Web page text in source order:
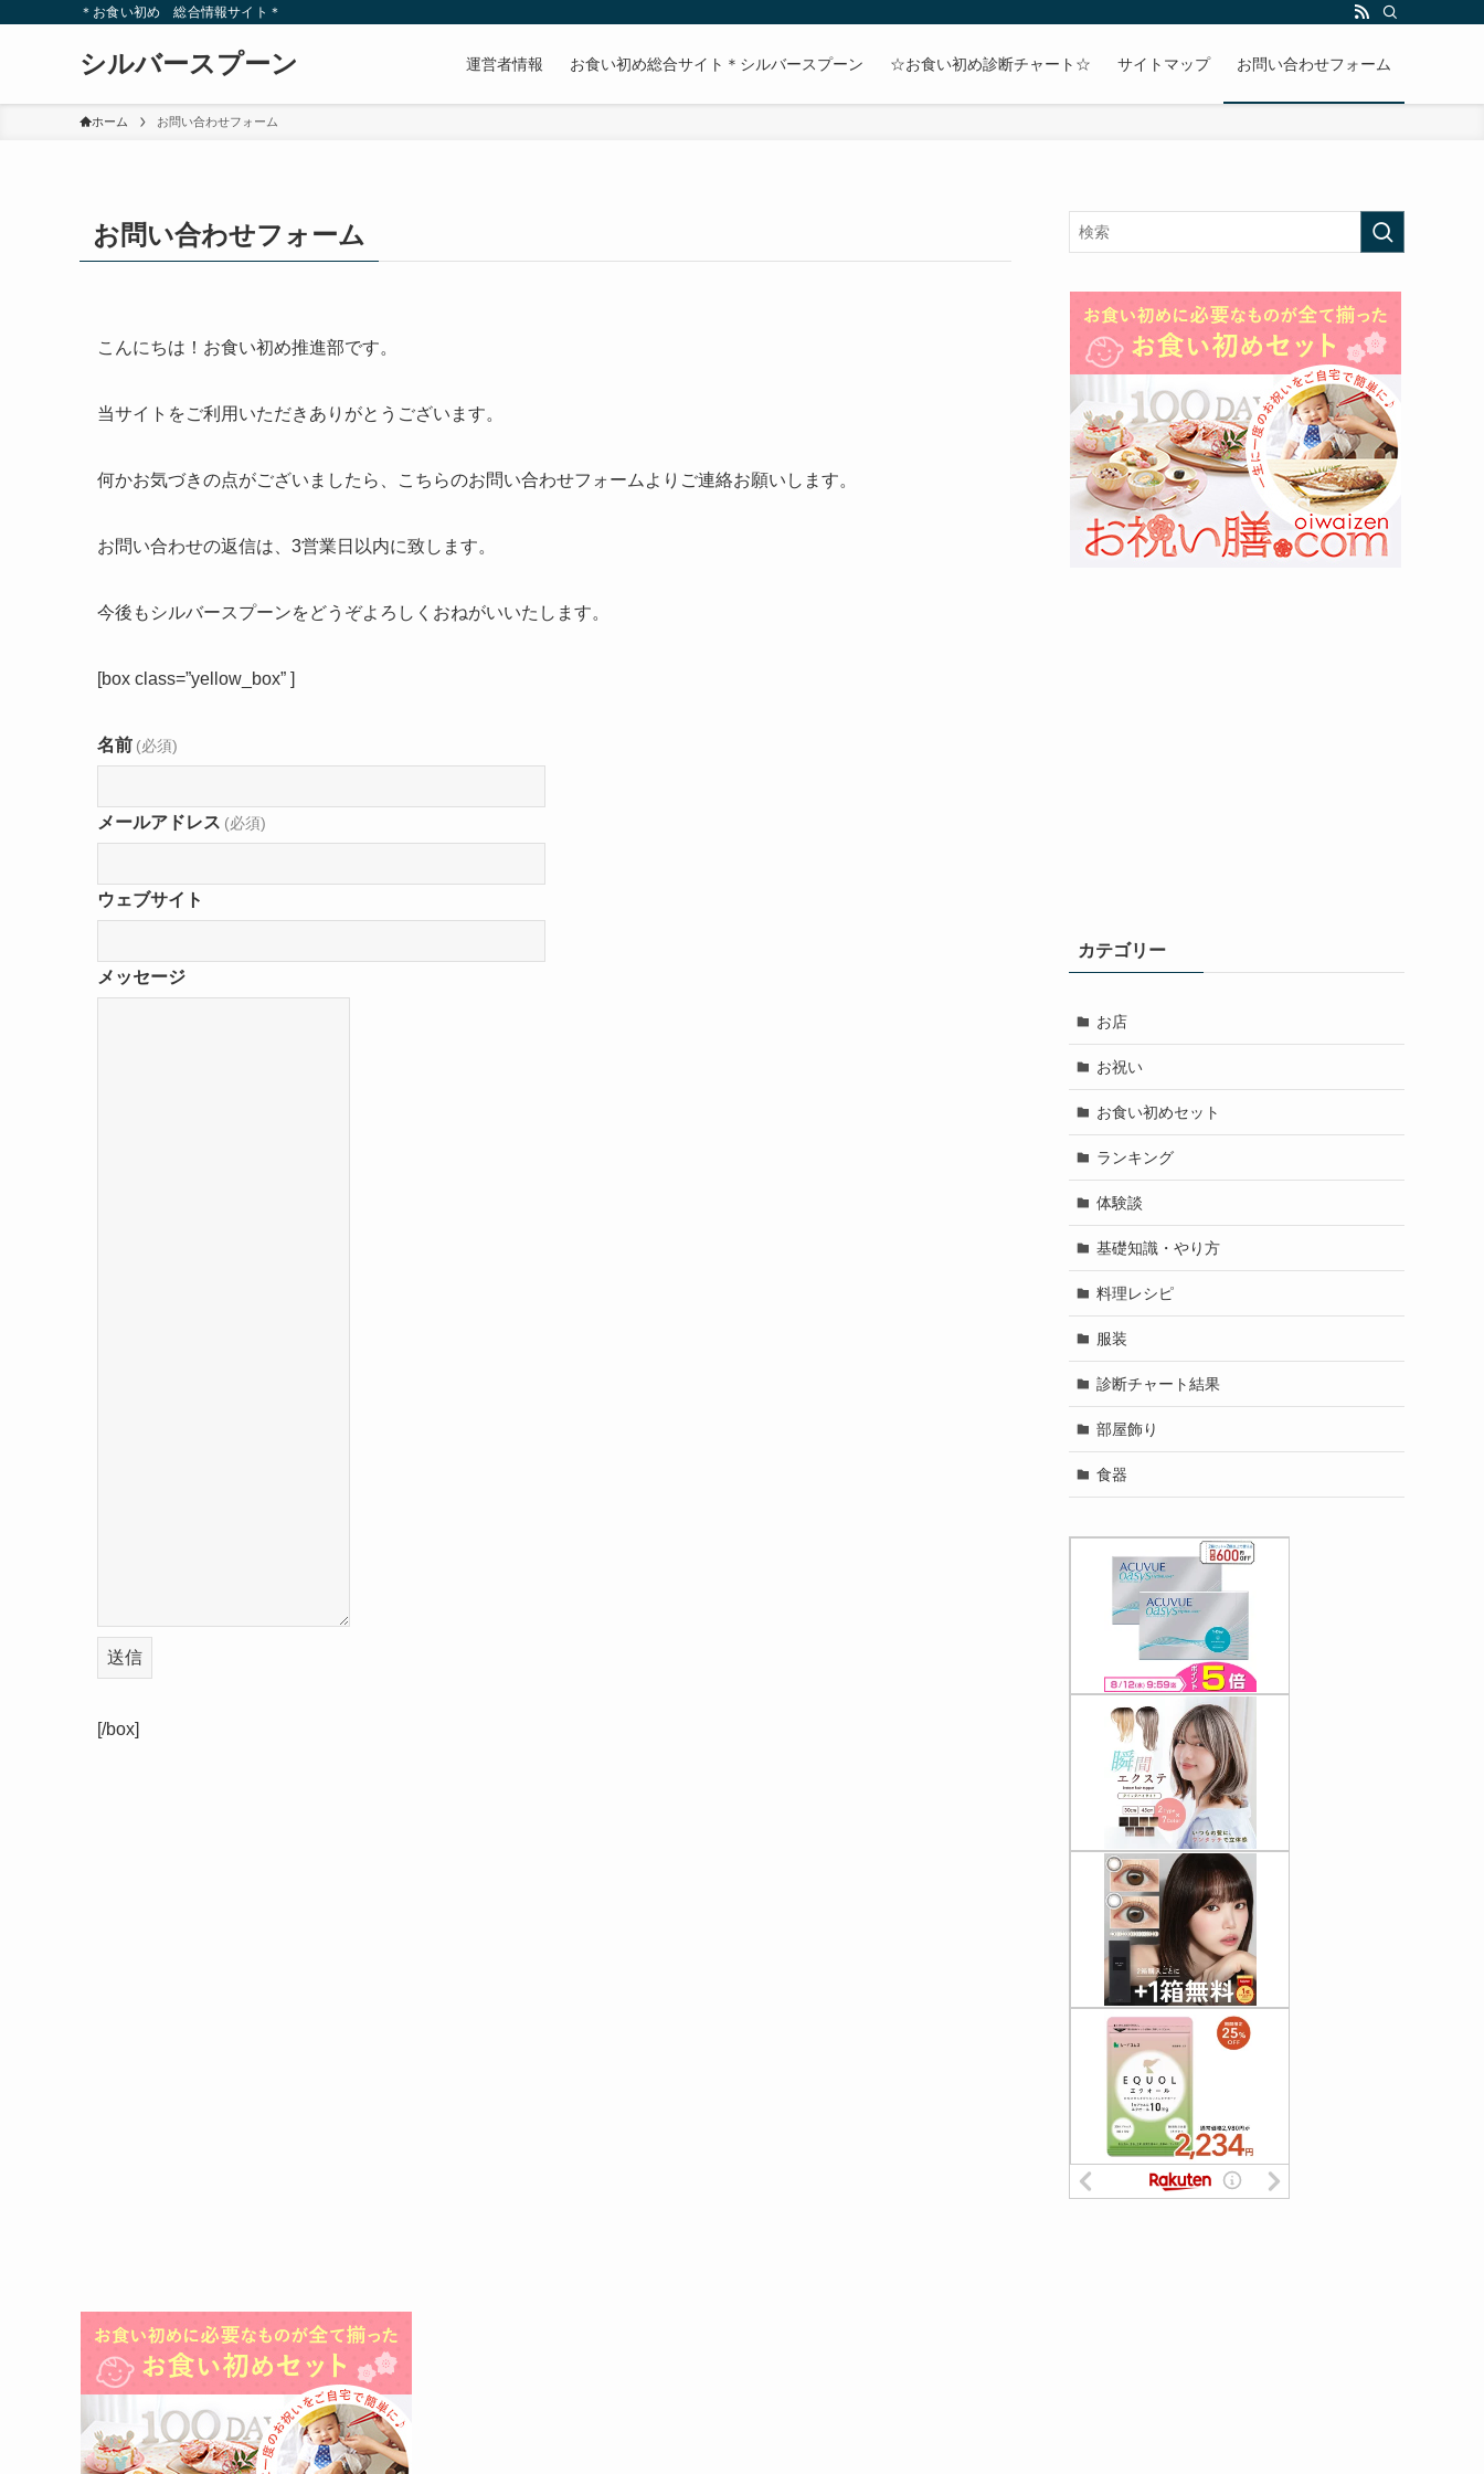
＊お食い初め 総合情報サイト＊
シルバースプーン 運営者情報 お食い初め総合サイト＊シルバースプーン ☆お食い初め診断チャート☆ サイトマップ お問い合わせフォーム
ホーム お問い合わせフォーム
お問い合わせフォーム
こんにちは！お食い初め推進部です。
当サイトをご利用いただきありがとうございます。
何かお気づきの点がございましたら、こちらのお問い合わせフォームよりご連絡お願いします。
お問い合わせの返信は、3営業日以内に致します。
今後もシルバースプーンをどうぞよろしくおねがいいたします。
[box class=”yellow_box” ]
名前 (必須)
メールアドレス (必須)
ウェブサイト
メッセージ
送信
[/box]
カテゴリー
お店
お祝い
お食い初めセット
ランキング
体験談
基礎知識・やり方
料理レシピ
服装
診断チャート結果
部屋飾り
食器